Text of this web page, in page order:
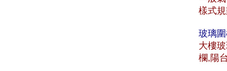
樣式
玻璃
大樓
欄,陽